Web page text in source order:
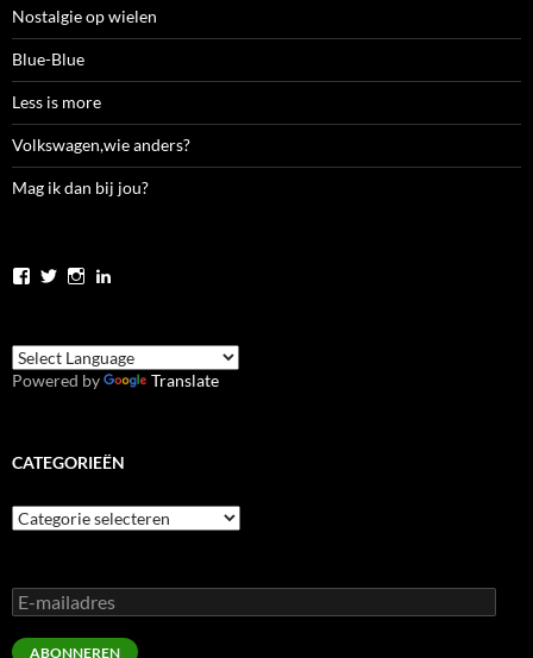
Nostalgie op wielen
Blue-Blue
Less is more
Volkswagen,wie anders?
Mag ik dan bij jou?
Bekijk
jolanda.zwier.5
op
Facebook
Bekijk
JolandaZwier
op
Twitter
Bekijk
jolandazwier
op
Instagram
jolandazwier
op
LinkedIn
Powered by Translate
CATEGORIEËN
Categorieën
E-
mailadres
ABONNEREN